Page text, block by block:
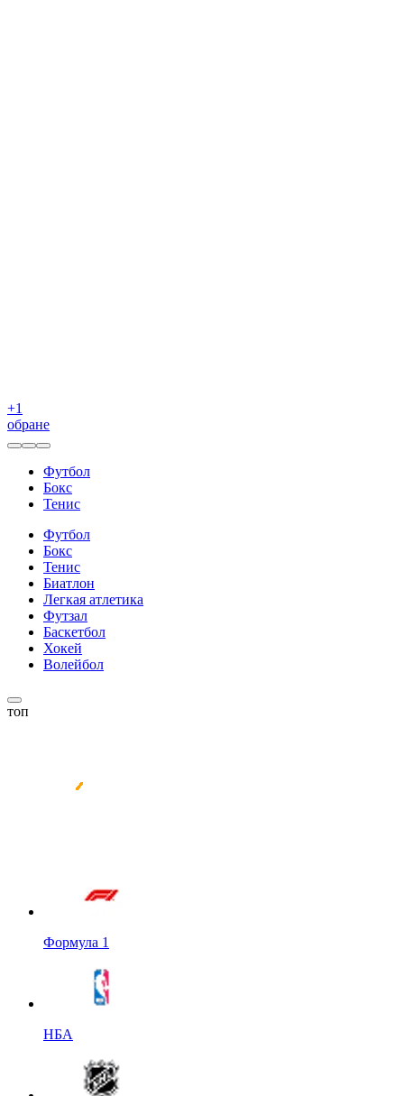
+1
обране
Футбол
Бокс
Тенис
Футбол
Бокс
Тенис
Биатлон
Легкая атлетика
Футзал
Баскетбол
Хокей
Волейбол
топ
Формула 1
НБА